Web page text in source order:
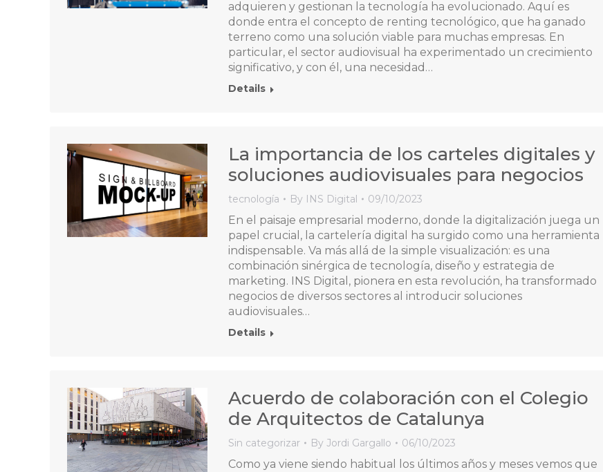
adquieren y gestionan la tecnología ha evolucionado. Aquí es
donde entra el concepto de renting tecnológico, que ha ganado
terreno como una solución viable para muchas empresas. En
particular, el sector audiovisual ha experimentado un crecimiento
significativo, y con él, una necesidad…
Details
La importancia de los carteles digitales y
soluciones audiovisuales para negocios
tecnología By INS Digital 09/10/2023
En el paisaje empresarial moderno, donde la digitalización juega un
papel crucial, la cartelería digital ha surgido como una herramienta
indispensable. Va más allá de la simple visualización: es una
combinación sinérgica de tecnología, diseño y estrategia de
marketing. INS Digital, pionera en esta revolución, ha transformado
negocios de diversos sectores al introducir soluciones
audiovisuales…
Details
Acuerdo de colaboración con el Colegio
de Arquitectos de Catalunya
Sin categorizar By Jordi Gargallo 06/10/2023
Como ya viene siendo habitual los últimos años y meses vemos que